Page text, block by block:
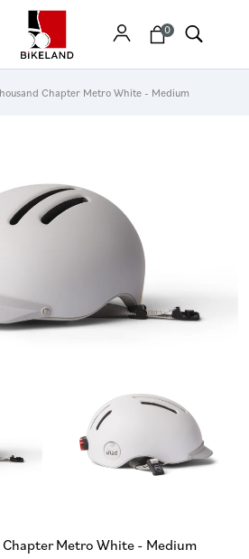
0
Chapter Metro White - Medium
Chapter Metro White - Medium